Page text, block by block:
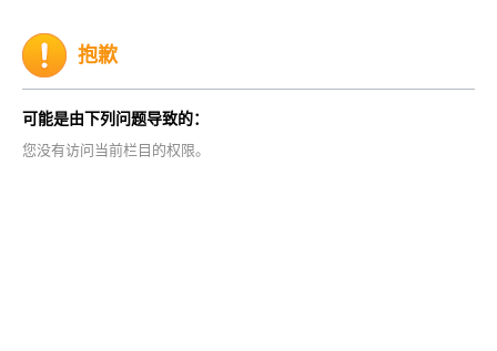
抱歉
可能是由下列问题导致的：
您没有访问当前栏目的权限。